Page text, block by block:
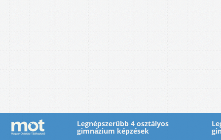
Legnépszerűbb 4 osztályos
gimnázium képzések